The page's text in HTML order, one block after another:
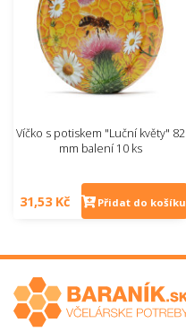
Víčko s potiskem "Luční květy" 82
mm balení 10 ks
31,53 Kč Přidat do košíku